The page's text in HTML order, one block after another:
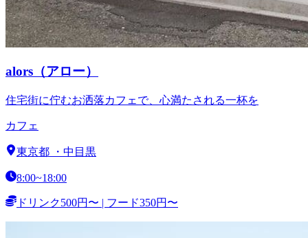
alors（アロー）
住宅街に佇むお洒落カフェで、心満たされる一杯を
カフェ
東京都 ・ 中目黒
8:00~18:00
ドリンク500円〜 | フード350円〜